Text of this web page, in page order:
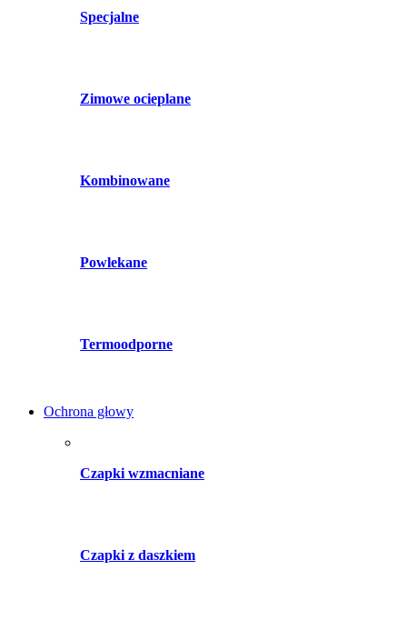
Specjalne
Zimowe ocieplane
Kombinowane
Powlekane
Termoodporne
Ochrona głowy
Czapki wzmacniane
Czapki z daszkiem